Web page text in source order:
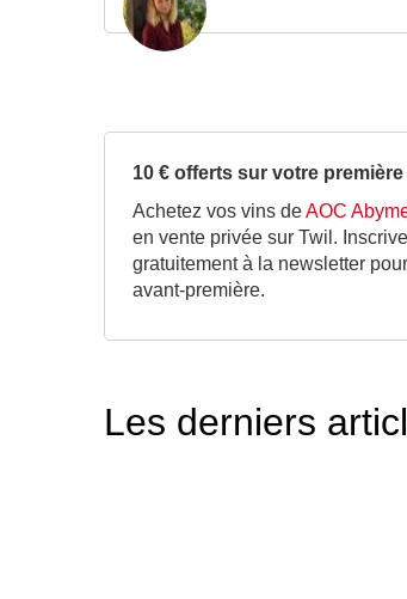
10 € offerts sur votre
Achetez vos vins deAOC
en vente privée sur Twil.
gratuitement à la newsletter
avant-première.
Les derniers